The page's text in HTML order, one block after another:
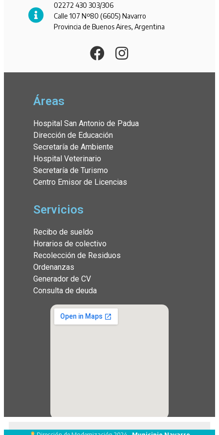
02272 430 303/306
Calle 107 Nº80 (6605) Navarro
Provincia de Buenos Aires, Argentina
Áreas
Hospital San Antonio de Padua
Dirección de Educación
Secretaría de Ambiente
Hospital Veterinario
Secretaría de Turismo
Centro Emisor de Licencias
Servicios
Recibo de sueldo
Horarios de colectivo
Recolección de Residuos
Ordenanzas
Generador de CV
Consulta de deuda